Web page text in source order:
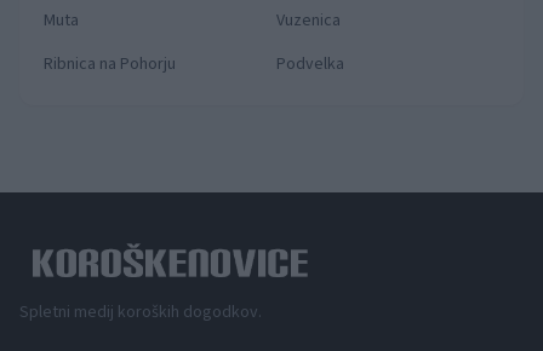
Muta
Vuzenica
Ribnica na Pohorju
Podvelka
Spletni medij koroških dogodkov.